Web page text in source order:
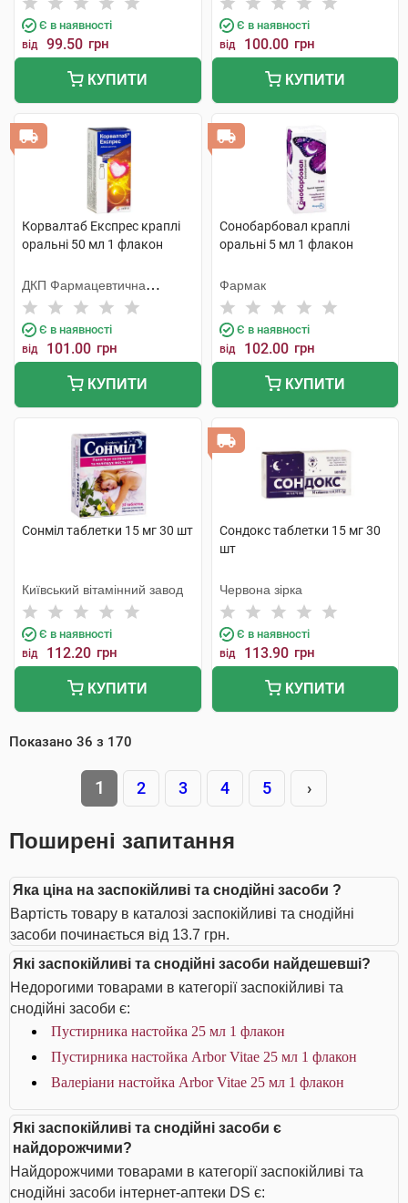
Є в наявності
від 99.50 грн
КУПИТИ
Є в наявності
від 100.00 грн
КУПИТИ
Корвалтаб Експрес краплі
оральні 50 мл 1 флакон
ДКП Фармацевтична
фабрика
Є в наявності
від 101.00 грн
КУПИТИ
Сонобарбовал краплі
оральні 5 мл 1 флакон
Фармак
Є в наявності
від 102.00 грн
КУПИТИ
Сонміл таблетки 15 мг 30 шт
Київський вітамінний завод
Є в наявності
від 112.20 грн
КУПИТИ
Сондокс таблетки 15 мг 30
шт
Червона зірка
Є в наявності
від 113.90 грн
КУПИТИ
Показано 36 з 170
1 2 3 4 5 ›
Поширені запитання
Яка ціна на заспокійливі та снодійні засоби ?
Вартість товару в каталозі заспокійливі та снодійні
засоби починається від 13.7 грн.
Які заспокійливі та снодійні засоби найдешевші?
Недорогими товарами в категорії заспокійливі та
снодійні засоби є:
Пустирника настойка 25 мл 1 флакон
Пустирника настойка Arbor Vitae 25 мл 1 флакон
Валеріани настойка Arbor Vitae 25 мл 1 флакон
Які заспокійливі та снодійні засоби є
найдорожчими?
Найдорожчими товарами в категорії заспокійливі та
снодійні засоби інтернет-аптеки DS є: